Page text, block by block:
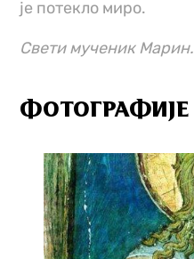
је потекло миро.
Свети мученик Марин.
ФОТОГРАФИЈЕ